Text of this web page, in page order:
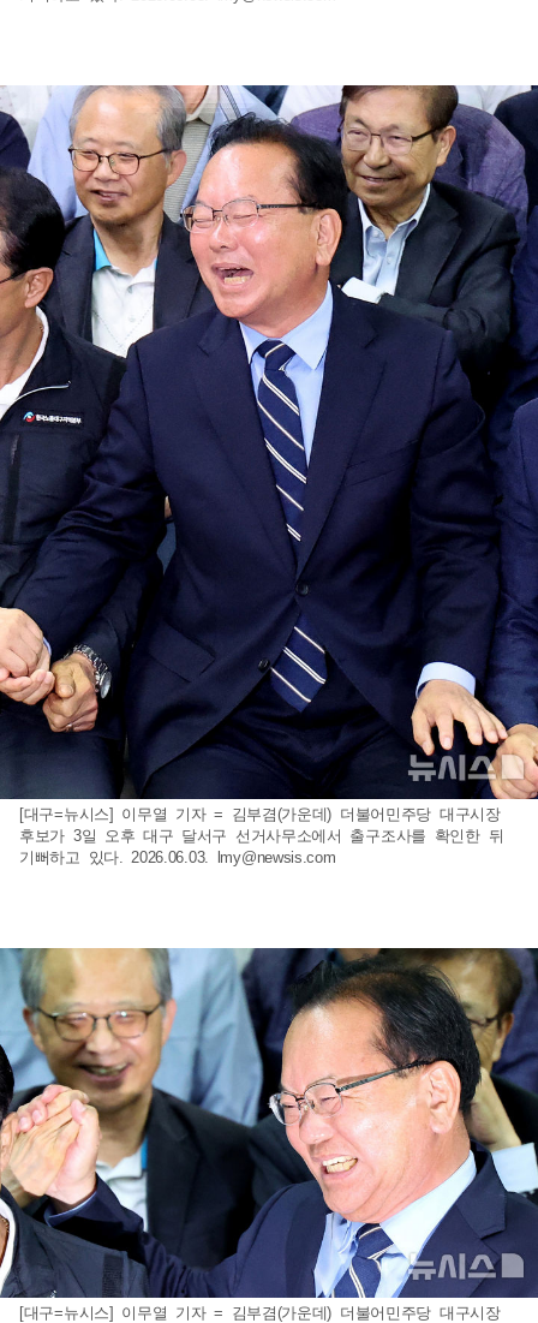
[대구=뉴시스] 이무열 기자 = 김부겸(가운데) 더불어민주당 대구시장
후보가 3일 오후 대구 달서구 선거사무소에서 출구조사를 확인한 뒤
기뻐하고 있다. 2026.06.03.
lmy@newsis.com
[대구=뉴시스] 이무열 기자 = 김부겸(가운데) 더불어민주당 대구시장